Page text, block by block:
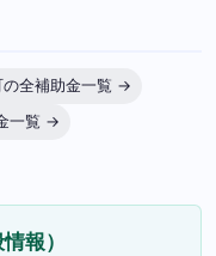
の全補助金一覧 →
一覧 →
報）